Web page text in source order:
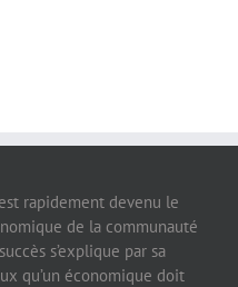
rapidement devenu le
de la communauté
s’explique par sa
qu’un économique doit